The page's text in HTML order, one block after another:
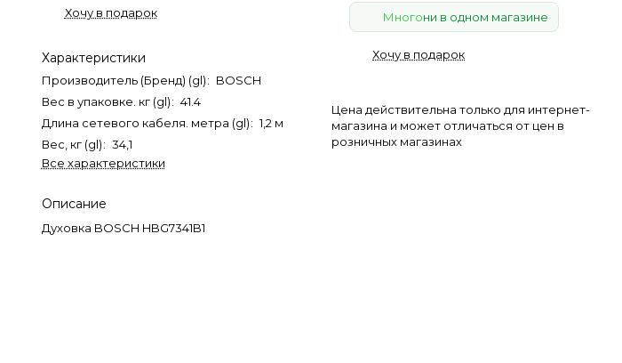
Хочу в подарок
Характеристики
Производитель (Бренд) (gl): BOSCH
Вес в упаковке. кг (gl): 41.4
Длина сетевого кабеля. метра (gl): 1,2 м
Вес, кг (gl): 34,1
Все характеристики
Описание
Духовка BOSCH HBG7341B1
Многони в одном магазине
Хочу в подарок
Цена действительна только для интернет-
магазина и может отличаться от цен в
розничных магазинах